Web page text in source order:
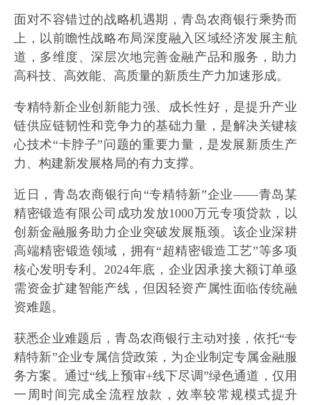
面对不容错过的战略机遇期，青岛农商银行乘势而
上，以前瞻性战略布局深度融入区域经济发展主航
道，多维度、深层次地完善金融产品和服务，助力
高科技、高效能、高质量的新质生产力加速形成。
专精特新企业创新能力强、成长性好，是提升产业
链供应链韧性和竞争力的基础力量，是解决关键核
心技术“卡脖子”问题的重要力量，是发展新质生产
力、构建新发展格局的有力支撑。
近日，青岛农商银行向“专精特新”企业——青岛某
精密锻造有限公司成功发放1000万元专项贷款，以
创新金融服务助力企业突破发展瓶颈。该企业深耕
高端精密锻造领域，拥有“超精密锻造工艺”等多项
核心发明专利。2024年底，企业因承接大额订单亟
需资金扩建智能产线，但因轻资产属性面临传统融
资难题。
获悉企业难题后，青岛农商银行主动对接，依托“专
精特新”企业专属信贷政策，为企业制定专属金融服
务方案。通过“线上预审+线下尽调”绿色通道，仅用
一周时间完成全流程放款，效率较常规模式提升